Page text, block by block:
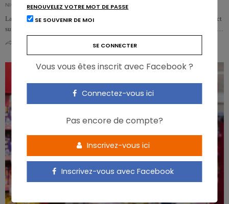
NICOLAS GUGGENBÜHL
La consommation d’aliments ultra-transformés par la maman a-t-elle un impact
sur le risque de développement de l’obésité chez l’enfant ? C’est une piste, à …
RENOUVELEZ VOTRE MOT DE PASSE
SE SOUVENIR DE MOI
Vous vous êtes inscrit avec Facebook ?
Connectez-vous ici
Pas encore de compte?
Inscrivez-vous ici
Inscrivez-vous avec Facebook